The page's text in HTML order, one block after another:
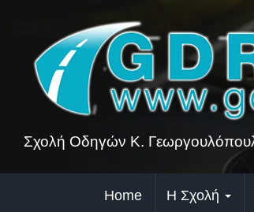
content
Σχολή Οδηγών Κ.
Home Η Σχολή